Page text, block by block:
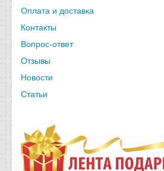
Оплата и доставка
Контакты
Вопрос-ответ
Отзывы
Новости
Статьи